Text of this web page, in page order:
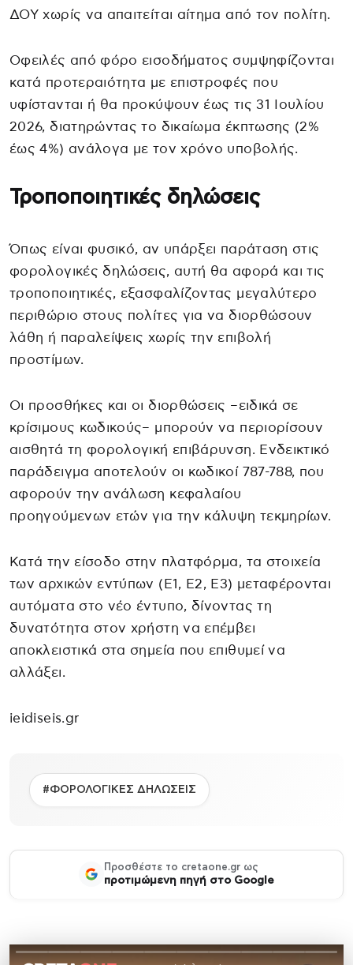
ΔΟΥ χωρίς να απαιτείται αίτημα από τον πολίτη.
Οφειλές από φόρο εισοδήματος συμψηφίζονται
κατά προτεραιότητα με επιστροφές που
υφίστανται ή θα προκύψουν έως τις 31 Ιουλίου
2026, διατηρώντας το δικαίωμα έκπτωσης (2%
έως 4%) ανάλογα με τον χρόνο υποβολής.
Τροποποιητικές δηλώσεις
Όπως είναι φυσικό, αν υπάρξει παράταση στις
φορολογικές δηλώσεις, αυτή θα αφορά και τις
τροποποιητικές, εξασφαλίζοντας μεγαλύτερο
περιθώριο στους πολίτες για να διορθώσουν
λάθη ή παραλείψεις χωρίς την επιβολή
προστίμων.
Οι προσθήκες και οι διορθώσεις –ειδικά σε
κρίσιμους κωδικούς– μπορούν να περιορίσουν
αισθητά τη φορολογική επιβάρυνση. Ενδεικτικό
παράδειγμα αποτελούν οι κωδικοί 787-788, που
αφορούν την ανάλωση κεφαλαίου
προηγούμενων ετών για την κάλυψη τεκμηρίων.
Κατά την είσοδο στην πλατφόρμα, τα στοιχεία
των αρχικών εντύπων (Ε1, Ε2, Ε3) μεταφέρονται
αυτόματα στο νέο έντυπο, δίνοντας τη
δυνατότητα στον χρήστη να επέμβει
αποκλειστικά στα σημεία που επιθυμεί να
αλλάξει.
ieidiseis.gr
#ΦΟΡΟΛΟΓΙΚΕΣ ΔΗΛΩΣΕΙΣ
Προσθέστε το cretaone.gr ως
προτιμώμενη πηγή στο Google